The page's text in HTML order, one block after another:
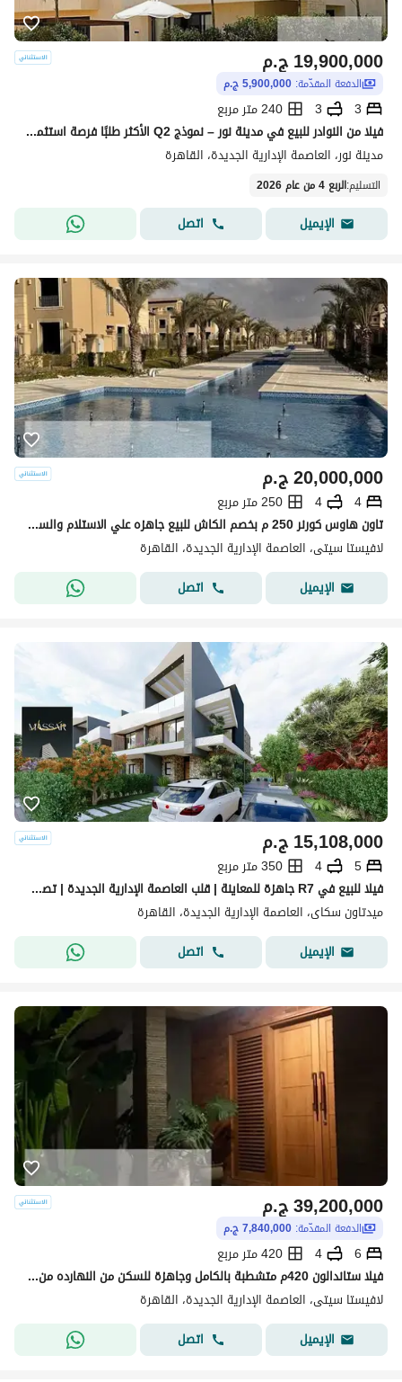
ج.م19,900,000
الدفعة المقدّمة: 5,900,000 ج.م
3
3
240 متر مربع
فيلا من النوادر للبيع في مدينة نور – نموذج Q2 الأكثر طلبًا فرصة استثمارية وسكنية مميزة أقساط ممتدة حتى 15 سنة – أوفر استثنائي للبيع السريع
مدينة نور، العاصمة الإدارية الجديدة، القاهرة
التسليم:الربع 4 من عام 2026
الإيميل اتصل
ج.م20,000,000
4
4
250 متر مربع
تاون هاوس كورنر 250 م بخصم الكاش للبيع جاهزه علي الاستلام والسكن متشطبه بالكامل في قلب العاصمة الادارية الجديده بكمبوند لافيستا سيتي
لافيستا سيتى، العاصمة الإدارية الجديدة، القاهرة
الإيميل
اتصل
ج.م15,108,000
5
4
350 متر مربع
فيلا للبيع في R7 جاهزة للمعاينة | قلب العاصمة الإدارية الجديدة | تصميم فاخر وخدمات متكاملة
ميدتاون سكاى، العاصمة الإدارية الجديدة، القاهرة
الإيميل
اتصل
ج.م39,200,000
الدفعة المقدّمة: 7,840,000 ج.م
6
4
420 متر مربع
فيلا ستاندالون 420م متشطبة بالكامل وجاهزة للسكن من النهارده من لاڤيستا و بڤيو بول و لاندسكيب
لافيستا سيتى، العاصمة الإدارية الجديدة، القاهرة
الإيميل
اتصل